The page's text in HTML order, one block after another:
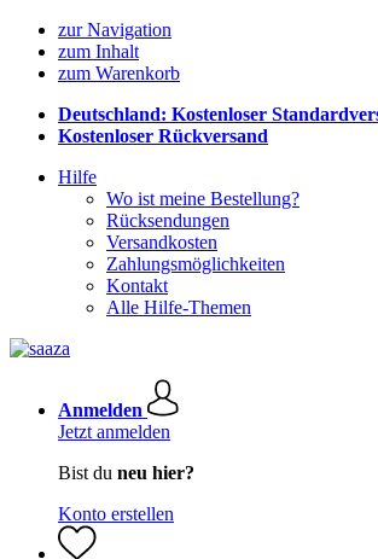
zur Navigation
zum Inhalt
zum Warenkorb
Deutschland: Kostenloser
Kostenloser Rückversand
Hilfe
Wo ist meine Bestellung?
Rücksendungen
Versandkosten
Zahlungsmöglichkeiten
Kontakt
Alle Hilfe-Themen
Anmelden
Jetzt anmelden
Bist du neu hier?
Konto erstellen